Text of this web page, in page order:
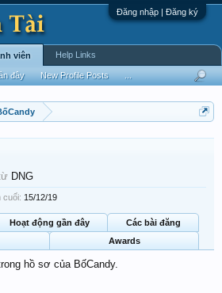
Đăng nhập | Đăng ký
DNG
cuối: 15/12/19
Hoạt động gần đây
Các bài đăng
Awards
hồ sơ của BốCandy.
viên
đây New Profile Posts
Help Links